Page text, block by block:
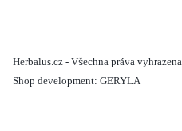
Herbalus.cz - Všechna práva vyhrazena
Shop development: GERYLA